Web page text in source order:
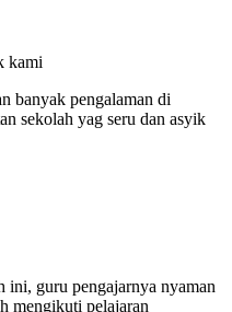
kami
banyak pengalaman di
sekolah yag seru dan asyik
ini, guru pengajarnya nyaman
mengikuti pelajaran